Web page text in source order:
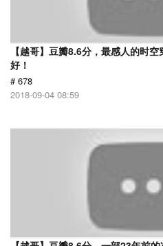
【越哥】豆瓣8.6分，最感人的时
好！
# 678
2018-09-04 08:59